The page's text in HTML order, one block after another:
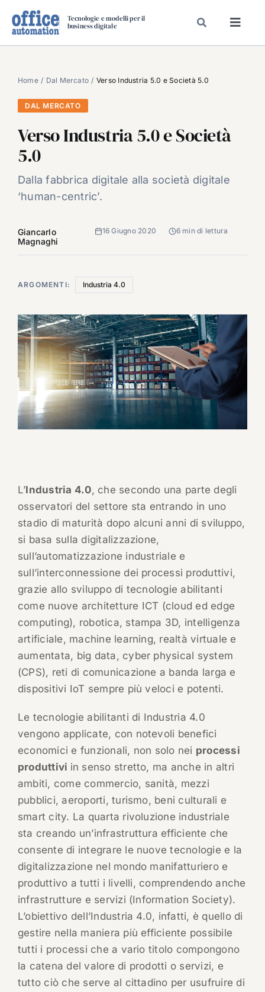
Tecnologie e modelli per il
business digitale
SPECIAL PAPER
TAVOLE ROTONDE DI REDAZIONE
CARRIERE
VIDEO
EVENTI
Home Dal Mercato Verso Industria 5.0 e Società 5.0
DAL MERCATO
Verso Industria 5.0 e Società
5.0
Dalla fabbrica digitale alla società digitale
‘human-centric’.
Giancarlo
Magnaghi
16 Giugno 2020 6 min di lettura
ARGOMENTI: Industria 4.0
L’Industria 4.0, che secondo una parte degli
osservatori del settore sta entrando in uno
stadio di maturità dopo alcuni anni di sviluppo,
si basa sulla digitalizzazione,
sull’automatizzazione industriale e
sull’interconnessione dei processi produttivi,
grazie allo sviluppo di tecnologie abilitanti
come nuove architetture ICT (cloud ed edge
computing), robotica, stampa 3D, intelligenza
artificiale, machine learning, realtà virtuale e
aumentata, big data, cyber physical system
(CPS), reti di comunicazione a banda larga e
dispositivi IoT sempre più veloci e potenti.
Le tecnologie abilitanti di Industria 4.0
vengono applicate, con notevoli benefici
economici e funzionali, non solo nei processi
produttivi in senso stretto, ma anche in altri
ambiti, come commercio, sanità, mezzi
pubblici, aeroporti, turismo, beni culturali e
smart city. La quarta rivoluzione industriale
sta creando un’infrastruttura efficiente che
consente di integrare le nuove tecnologie e la
digitalizzazione nel mondo manifatturiero e
produttivo a tutti i livelli, comprendendo anche
infrastrutture e servizi (Information Society).
L’obiettivo dell’Industria 4.0, infatti, è quello di
gestire nella maniera più efficiente possibile
tutti i processi che a vario titolo compongono
la catena del valore di prodotti o servizi, e
tutto ciò che serve al cittadino per usufruire di